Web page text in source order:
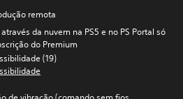
remota
da nuvem na PS5 e no PS Portal só
do Premium
(19)